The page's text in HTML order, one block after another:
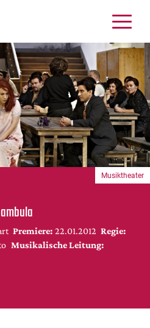
Premiere: 22.01.2012 Regie:
Musikalische Leitung:
Musiktheater